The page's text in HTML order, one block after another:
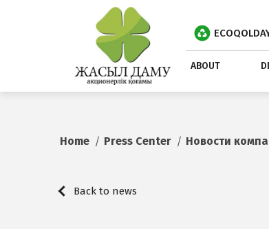
ABOUT
Home Press Center Новости
Back to news